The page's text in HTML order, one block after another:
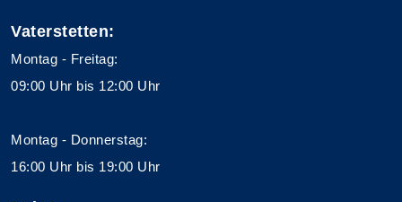
Vaterstetten:
Montag - Freitag:
09:00 Uhr bis 12:00 Uhr
Montag - Donnerstag:
16:00 Uhr bis 19:00 Uhr